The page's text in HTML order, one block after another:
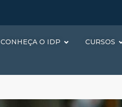
CONHEÇA O IDP CURSOS